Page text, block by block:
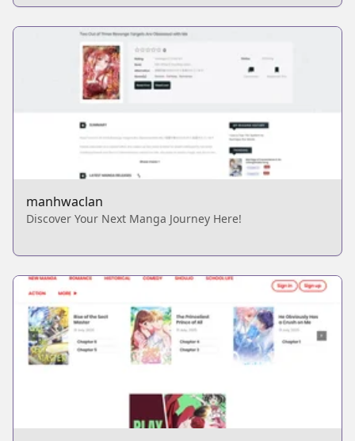
manhwaclan
Discover Your Next Manga Journey Here!